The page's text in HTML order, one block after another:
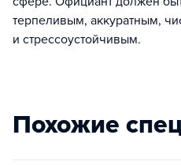
терпеливым, аккуратным,
и стрессоустойчивым.
Похожие